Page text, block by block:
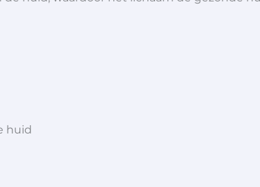
huid